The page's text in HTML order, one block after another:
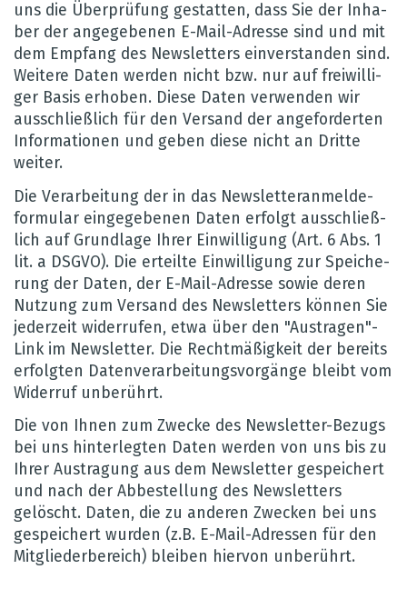
uns die Über­prü­fung gestat­ten, dass Sie der Inha­
ber der ange­ge­be­nen E-Mail-Adresse sind und mit
dem Emp­fang des News­let­ters ein­ver­stan­den sind.
Wei­tere Daten wer­den nicht bzw. nur auf frei­wil­li­
ger Basis erho­ben. Diese Daten ver­wen­den wir
aus­schlie­ß­lich für den Ver­sand der ange­for­der­ten
Infor­ma­tio­nen und geben diese nicht an Dritte
wei­ter.
Die Ver­ar­bei­tung der in das News­let­ter­an­mel­de­
for­mu­lar ein­ge­ge­be­nen Daten erfolgt aus­schlie­ß­
lich auf Grund­lage Ihrer Ein­wil­li­gung (Art. 6 Abs. 1
lit. a DSGVO). Die erteilte Ein­wil­li­gung zur Spei­che­
rung der Daten, der E-Mail-Adresse sowie deren
Nut­zung zum Ver­sand des News­let­ters kön­nen Sie
jeder­zeit wider­ru­fen, etwa über den "Aus­tra­gen"-
Link im News­let­ter. Die Recht­mä­ßig­keit der bereits
erfolg­ten Daten­ver­ar­bei­tungs­vor­gänge bleibt vom
Wider­ruf unbe­rührt.
Die von Ihnen zum Zwe­cke des News­let­ter-Bezugs
bei uns hin­ter­leg­ten Daten wer­den von uns bis zu
Ihrer Aus­tra­gung aus dem News­let­ter gespei­chert
und nach der Abbe­stel­lung des News­let­ters
gelöscht. Daten, die zu ande­ren Zwe­cken bei uns
gespei­chert wur­den (z.B. E-Mail-Adres­sen für den
Mit­glie­der­be­reich) blei­ben hier­von unbe­rührt.